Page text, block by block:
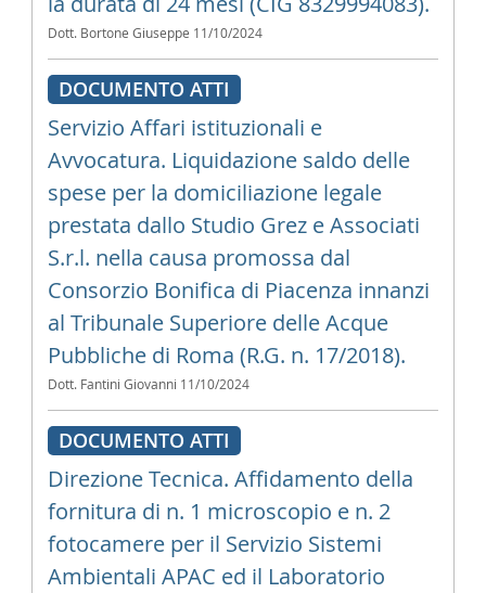
Dott. Bortone Giuseppe 11/10/2024
DOCUMENTO ATTI
Servizio Affari istituzionali e
Avvocatura. Liquidazione saldo delle
spese per la domiciliazione legale
prestata dallo Studio Grez e Associati
S.r.l. nella causa promossa dal
Consorzio Bonifica di Piacenza innanzi
al Tribunale Superiore delle Acque
Pubbliche di Roma (R.G. n. 17/2018).
Dott. Fantini Giovanni 11/10/2024
DOCUMENTO ATTI
Direzione Tecnica. Affidamento della
fornitura di n. 1 microscopio e n. 2
fotocamere per il Servizio Sistemi
Ambientali APAC ed il Laboratorio